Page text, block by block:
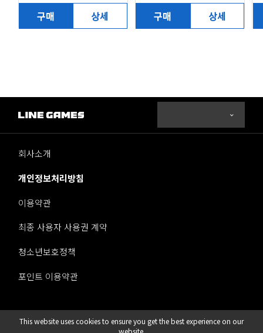
구매 상세 구매 상세
회사소개
개인정보처리방침
이용약관
최종 사용자 사용권 계약
청소년보호정책
포인트 이용약관
라인게임즈 주식회사
This website uses cookies to ensure you get the best experience on our
website.